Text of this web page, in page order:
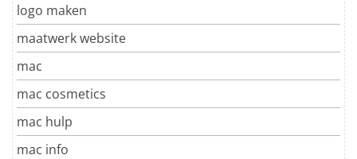
logo maken
maatwerk website
mac
mac cosmetics
mac hulp
mac info